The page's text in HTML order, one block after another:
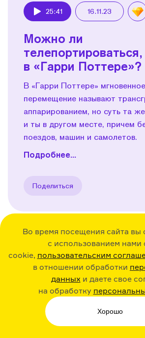
Во время посещения сайта вы
с использованием нами
cookie, пользовательским
в отношении обработки
данных и даете свое
на обработку
Хорошо
25:41 16.11.23
Можно ли
в «Гарри Поттере»?
В «Гарри Поттере» мгновенное
перемещение называют
аппарированием, но суть та
и ты в другом месте, причем
поездов, машин и самолетов.
Подробнее...
Поделиться
31:20 02.11.23
Новый сезон!
световой меч
рассечь?
В новом сезоне мы решили